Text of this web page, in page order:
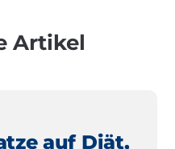
Artikel
auf Diät,